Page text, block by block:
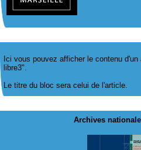
Ici vous pouvez afficher le contenu
libre3".
Le titre du bloc sera celui de l'article.
Archives